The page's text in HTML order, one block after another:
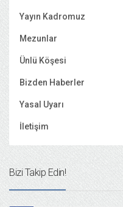
Yayın Kadromuz
Mezunlar
Ünlü Köşesi
Bizden Haberler
Yasal Uyarı
İletişim
Bizi Takip Edin!